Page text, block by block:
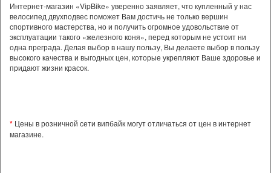
Интернет-магазин «VipBike» уверенно заявляет, что купленный у нас
велосипед двухподвес поможет Вам достичь не только вершин
спортивного мастерства, но и получить огромное удовольствие от
эксплуатации такого «железного коня», перед которым не устоит ни
одна преграда. Делая выбор в нашу пользу, Вы делаете выбор в пользу
высокого качества и выгодных цен, которые укрепляют Ваше здоровье и
придают жизни красок.
* Цены в розничной сети випбайк могут отличаться от цен в интернет
магазине.